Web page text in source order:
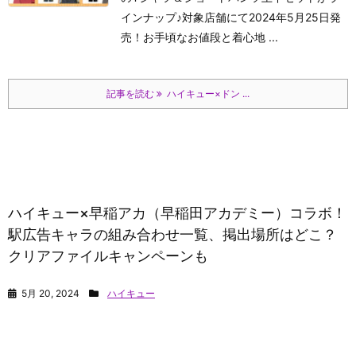
インナップ♪対象店舗にて2024年5月25日発
売！お手頃なお値段と着心地 ...
記事を読む ハイキュー×ドン ...
ハイキュー×早稲アカ（早稲田アカデミー）コラボ！
駅広告キャラの組み合わせ一覧、掲出場所はどこ？
クリアファイルキャンペーンも
5月 20, 2024 ハイキュー